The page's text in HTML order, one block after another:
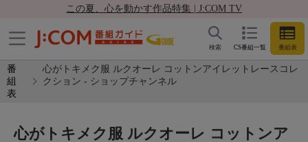
この夏、心を動かす作品特集 | J:COM TV
CS番組一覧 番組表
検索
番
組
表
心がトキメク服 ルクオーレ コットンアイレットレースコレ
クション - ショップチャンネル
心がトキメク服 ルクオーレ コットンア